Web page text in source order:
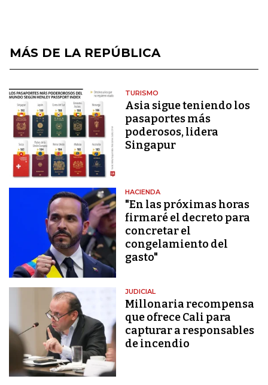
MÁS DE LA REPÚBLICA
TURISMO
Asia sigue teniendo los
pasaportes más
poderosos, lidera
Singapur
HACIENDA
"En las próximas horas
firmaré el decreto para
concretar el
congelamiento del
gasto"
JUDICIAL
Millonaria recompensa
que ofrece Cali para
capturar a responsables
de incendio